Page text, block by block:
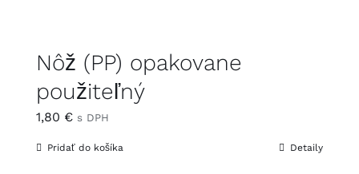
Nôž (PP) opakovane
použiteľný
1,80 € s DPH
Pridať do košíka Detaily